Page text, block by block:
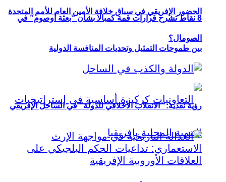
الحضور الإفريقي في سباق خلافة الأمين العام للأمم المتحدة
بين طموحات التمثيل وتحديات المنافسة الدولية
8 نقاط تشرح قرارات قمة كمبالا بشأن “بعثة أوصوم” في
الصومال؟
رؤية نقدية: “الانقلاب الأخلاقي للدولة” في الساحل الإفريقي